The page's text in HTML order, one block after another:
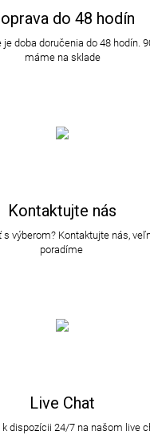
do 48 hodín
je doba doručenia do 48 hodín.
máme na sklade
Kontaktujte nás
s výberom? Kontaktujte nás,
poradíme
Live Chat
dispozícii 24/7 na našom live